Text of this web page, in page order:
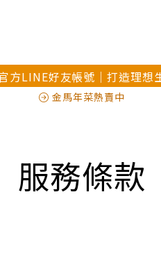
方LINE好友帳號｜打造理想
金馬年菜熱賣中
服務條款